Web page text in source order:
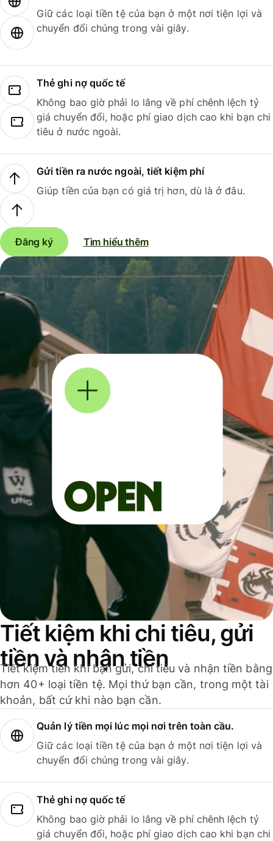
Giữ các loại tiền tệ của bạn ở một nơi tiện lợi và
chuyển đổi chúng trong vài giây.
Thẻ ghi nợ quốc tế
Không bao giờ phải lo lắng về phí chênh lệch tỷ
giá chuyển đổi, hoặc phí giao dịch cao khi bạn chi
tiêu ở nước ngoài.
Gửi tiền ra nước ngoài, tiết kiệm phí
Giúp tiền của bạn có giá trị hơn, dù là ở đâu.
Đăng ký Tìm hiểu thêm
Tiết kiệm khi chi tiêu, gửi
tiền và nhận tiền
Tiết kiệm tiền khi bạn gửi, chi tiêu và nhận tiền bằng
hơn 40+ loại tiền tệ. Mọi thứ bạn cần, trong một tài
khoản, bất cứ khi nào bạn cần.
Quản lý tiền mọi lúc mọi nơi trên toàn cầu.
Giữ các loại tiền tệ của bạn ở một nơi tiện lợi và
chuyển đổi chúng trong vài giây.
Thẻ ghi nợ quốc tế
Không bao giờ phải lo lắng về phí chênh lệch tỷ
giá chuyển đổi, hoặc phí giao dịch cao khi bạn chi